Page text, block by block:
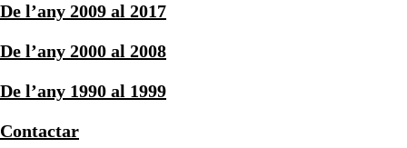
De l’any 2009 al 2017
De l’any 2000 al 2008
De l’any 1990 al 1999
Contactar